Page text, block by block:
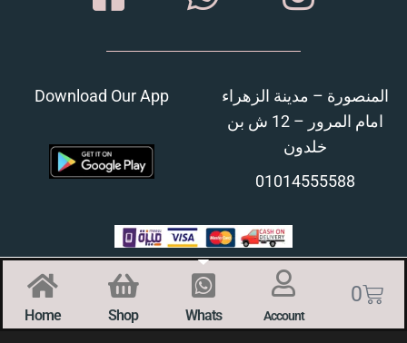
Download Our App
المنصورة – مدينة الزهراء
امام المرور – 12 ش بن
خلدون
01014555588
Home Shop Whats Account
0